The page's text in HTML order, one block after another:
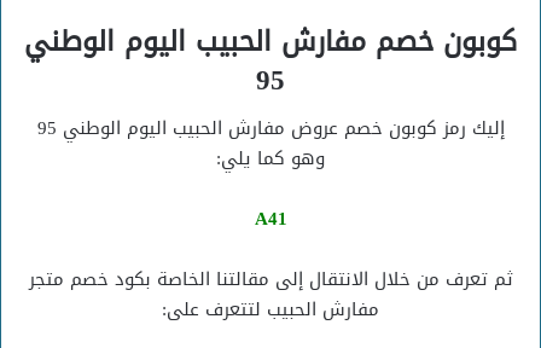
كوبون خصم مفارش الحبيب اليوم الوطني
95
إليك رمز كوبون خصم عروض مفارش الحبيب اليوم الوطني 95
وهو كما يلي:
A41
ثم تعرف من خلال الانتقال إلى مقالتنا الخاصة بكود خصم متجر
مفارش الحبيب لتتعرف على: